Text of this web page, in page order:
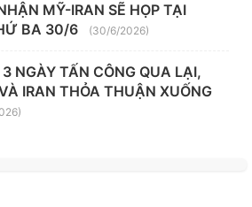
MỸ-IRAN SẼ HỌP TẠI
BA 30/6
(30/6/2026)
NGÀY TẤN CÔNG QUA LẠI,
IRAN THỎA THUẬN XUỐNG